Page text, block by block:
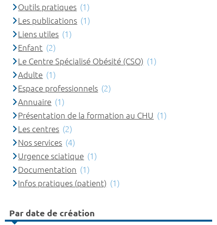
Outils pratiques (1)
Les publications (1)
Liens utiles (1)
Enfant (2)
Le Centre Spécialisé Obésité (CSO) (1)
Adulte (1)
Espace professionnels (2)
Annuaire (1)
Présentation de la formation au CHU (1)
Les centres (2)
Nos services (4)
Urgence sciatique (1)
Documentation (1)
Infos pratiques (patient) (1)
Par date de création